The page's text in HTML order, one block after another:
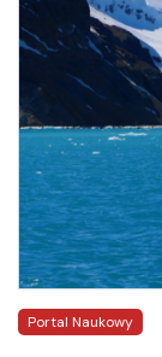
Portal Naukowy